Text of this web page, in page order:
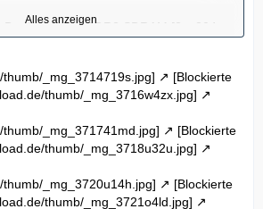
Dual-Channel DDR2 SDRAM [2 x 2048]
(QWERTZ)
8600M GT mit 256 MB dediziertem
(5.400 U/Min.)
Home Premium (32 Bit) - Deutsch
Alles anzeigen
_mg_3714719s.jpg]
[Blockierte
thumb/_mg_3716w4zx.jpg]
_mg_371741md.jpg]
[Blockierte
thumb/_mg_3718u32u.jpg]
_mg_3720u14h.jpg]
[Blockierte
thumb/_mg_3721o4ld.jpg]